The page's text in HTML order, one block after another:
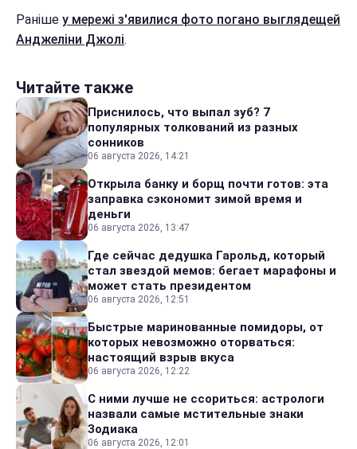
Раніше у мережі з'явилися фото погано выглядещей
Анджеліни Джолі.
Читайте также
Приснилось, что выпал зуб? 7
популярных толкований из разных
сонников
06 августа 2026, 14:21
Открыла банку и борщ почти готов: эта
заправка сэкономит зимой время и
деньги
06 августа 2026, 13:47
Где сейчас дедушка Гарольд, который
стал звездой мемов: бегает марафоны и
может стать президентом
06 августа 2026, 12:51
Быстрые маринованные помидоры, от
которых невозможно оторваться:
настоящий взрыв вкуса
06 августа 2026, 12:22
С ними лучше не ссориться: астрологи
назвали самые мстительные знаки
Зодиака
06 августа 2026, 12:01